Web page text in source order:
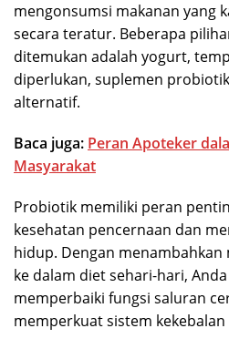
mengonsumsi makanan yang
secara teratur. Beberapa
ditemukan adalah yogurt,
diperlukan, suplemen
alternatif.
Baca juga: Peran Apoteker
Masyarakat
Probiotik memiliki peran
kesehatan pencernaan dan
hidup. Dengan
ke dalam diet sehari-hari,
memperbaiki fungsi saluran
memperkuat sistem